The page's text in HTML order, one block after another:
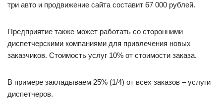
три авто и продвижение сайта составит 67 000 рублей.
Предприятие также может работать со сторонними
диспетчерскими компаниями для привлечения новых
заказчиков. Стоимость услуг 10% от стоимости заказа.
В примере закладываем 25% (1/4) от всех заказов – услуги
диспетчеров.